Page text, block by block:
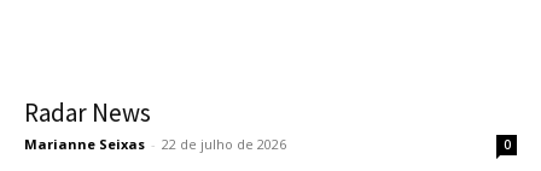
Radar News
Marianne Seixas - 22 de julho de 2026 0